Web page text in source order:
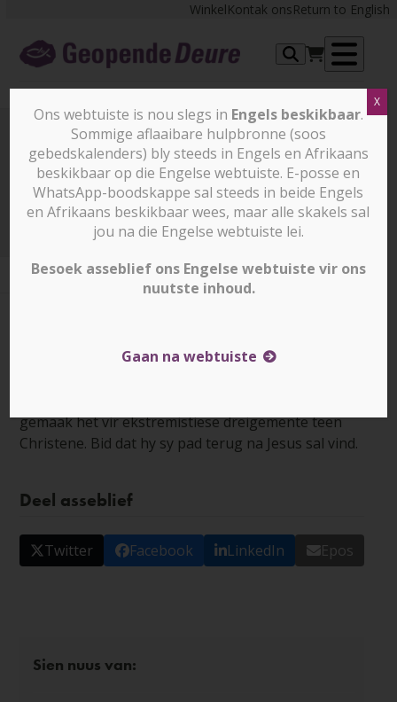
content
WinkelKontak onsReturn to English
Prayer Points
Prayer Points 2 November 2025
gemaak het vir ekstremistiese dreigemente teen
Christene. Bid dat hy sy pad terug na Jesus sal vind.
Deel asseblief
Twitter Facebook LinkedIn Epos
Sien nuus van:
Ons webtuiste is nou slegs in Engels beskikbaar.
Sommige aflaaibare hulpbronne (soos
gebedskalenders) bly steeds in Engels en Afrikaans
beskikbaar op die Engelse webtuiste. E-posse en
WhatsApp-boodskappe sal steeds in beide Engels
en Afrikaans beskikbaar wees, maar alle skakels sal
jou na die Engelse webtuiste lei.
Besoek asseblief ons Engelse webtuiste vir ons
nuutste inhoud.
Gaan na webtuiste
X